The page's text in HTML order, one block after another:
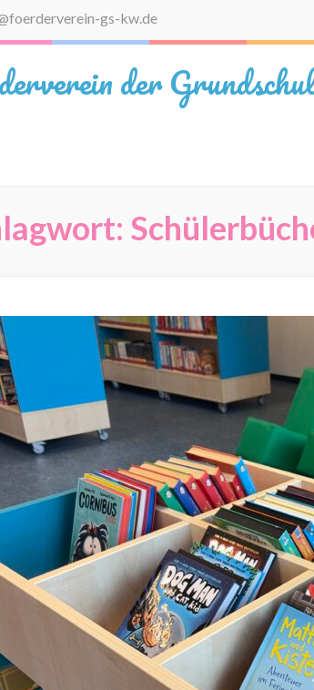
gs-kw.de
der